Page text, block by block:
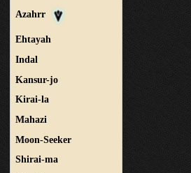
Azahrr
Ehtayah
Indal
Kansur-jo
Kirai-la
Mahazi
Moon-Seeker
Shirai-ma